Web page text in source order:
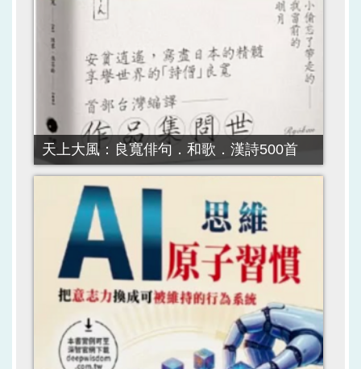
天上大風：良寬俳句．和歌．漢詩500首